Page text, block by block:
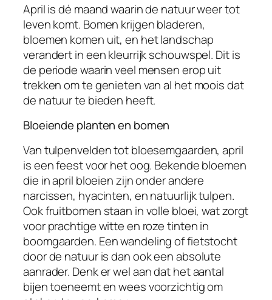
April is dé maand waarin de natuur weer tot
leven komt. Bomen krijgen bladeren,
bloemen komen uit, en het landschap
verandert in een kleurrijk schouwspel. Dit is
de periode waarin veel mensen erop uit
trekken om te genieten van al het moois dat
de natuur te bieden heeft.
Bloeiende planten en bomen
Van tulpenvelden tot bloesemgaarden, april
is een feest voor het oog. Bekende bloemen
die in april bloeien zijn onder andere
narcissen, hyacinten, en natuurlijk tulpen.
Ook fruitbomen staan in volle bloei, wat zorgt
voor prachtige witte en roze tinten in
boomgaarden. Een wandeling of fietstocht
door de natuur is dan ook een absolute
aanrader. Denk er wel aan dat het aantal
bijen toeneemt en wees voorzichtig om